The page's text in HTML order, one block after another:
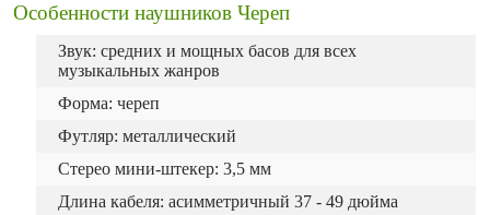
Особенности наушников Череп
Звук: средних и мощных басов для всех
музыкальных жанров
Форма: череп
Футляр: металлический
Стерео мини-штекер: 3,5 мм
Длина кабеля: асимметричный 37 - 49 дюйма